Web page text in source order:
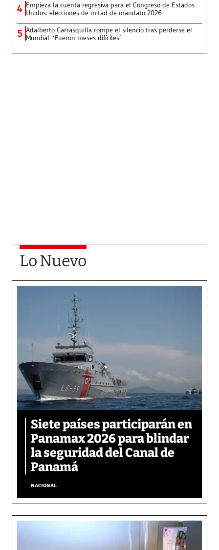
4 Empieza la cuenta regresiva para el Congreso de Estados
Unidos: elecciones de mitad de mandato 2026
5 Adalberto Carrasquilla rompe el silencio tras perderse el
Mundial: ‘Fueron meses difíciles’
Lo Nuevo
Siete países participarán en
Panamax 2026 para blindar
la seguridad del Canal de
Panamá
NACIONAL